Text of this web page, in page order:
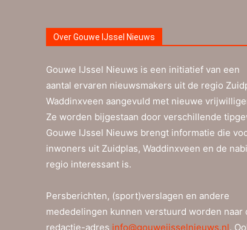
Over Gouwe IJssel Nieuws
Gouwe IJssel Nieuws is een initiatief van een
aantal ervaren nieuwsmakers uit de regio
Waddinxveen aangevuld met nieuwe
Ze worden bijgestaan door verschillende
Gouwe IJssel Nieuws brengt informatie die
inwoners uit Zuidplas, Waddinxveen en de
regio interessant is.
Persberichten, (sport)verslagen en andere
mededelingen kunnen verstuurd worden naar
redactie-adres info@gouweijsselnieuws.nl.